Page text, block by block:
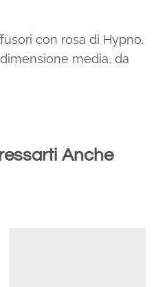
con rosa di Hypno.
media, da
Anche